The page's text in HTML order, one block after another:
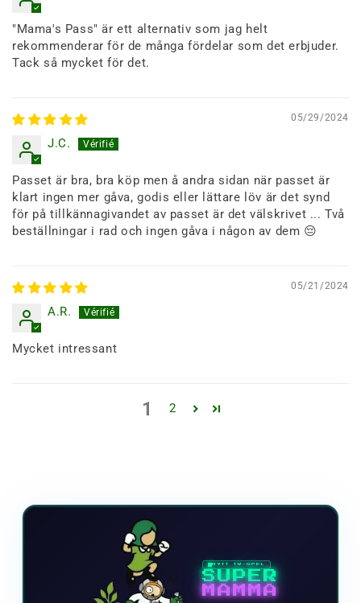
"Mama's Pass" är ett alternativ som jag helt
rekommenderar för de många fördelar som det erbjuder.
Tack så mycket för det.
05/29/2024
J.C.
Passet är bra, bra köp men å andra sidan när passet är
klart ingen mer gåva, godis eller lättare löv är det synd
för på tillkännagivandet av passet är det välskrivet ... Två
beställningar i rad och ingen gåva i någon av dem 😔
05/21/2024
A.R.
Mycket intressant
1 2
NYTT TV-SPEL
SUPER
MAMMA